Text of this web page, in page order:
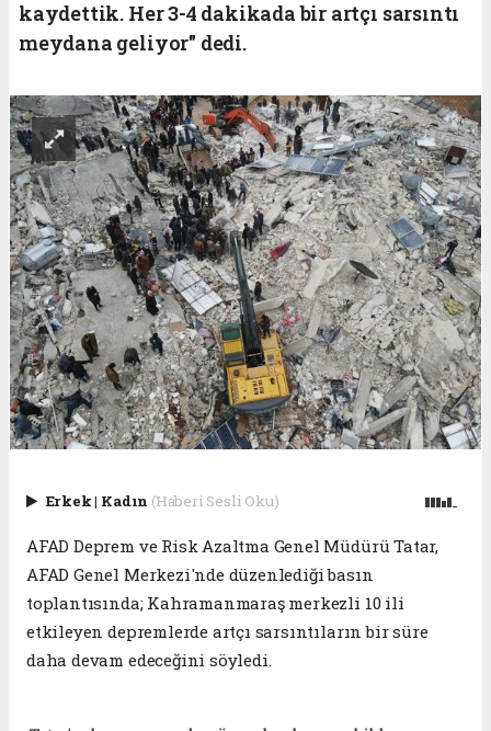
kaydettik. Her 3-4 dakikada bir artçı sarsıntı
meydana geliyor" dedi.
Erkek| Kadın (Haberi Sesli Oku)
AFAD Deprem ve Risk Azaltma Genel Müdürü Tatar,
AFAD Genel Merkezi'nde düzenlediği basın
toplantısında; Kahramanmaraş merkezli 10 ili
etkileyen depremlerde artçı sarsıntıların bir süre
daha devam edeceğini söyledi.